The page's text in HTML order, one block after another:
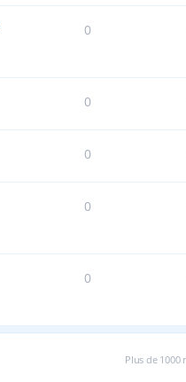
0
0
0
0
0
Plus de